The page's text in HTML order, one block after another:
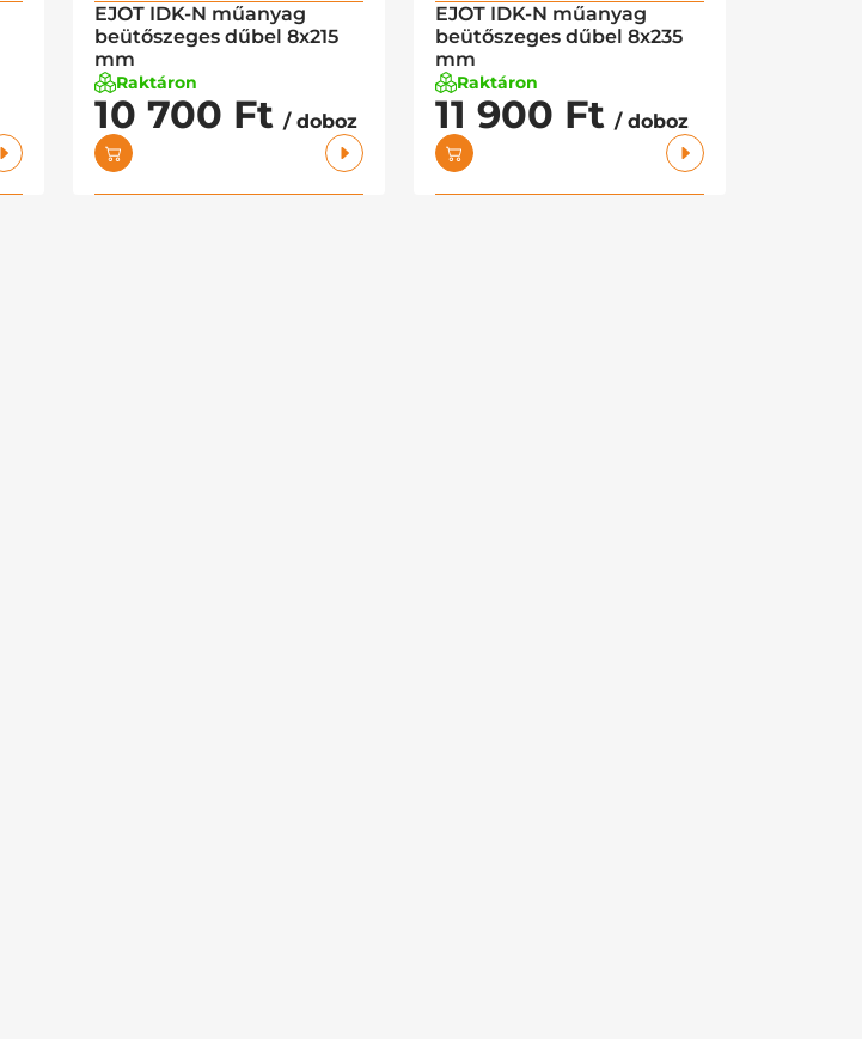
EJOT IDK-N műanyag
beütőszeges dűbel 8x215
mm
Raktáron
10 700 Ft / doboz
EJOT IDK-N műanyag
beütőszeges dűbel 8x235
mm
Raktáron
11 900 Ft / doboz